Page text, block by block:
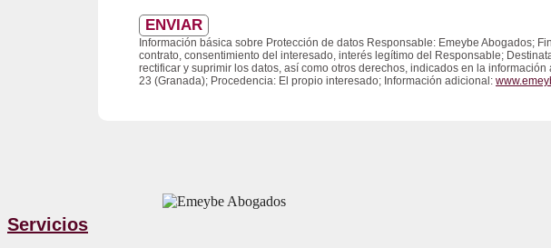
ENVIAR
Información básica sobre Protección de datos Responsable: Emeybe Abogados;
contrato, consentimiento del interesado, interés legítimo del Responsable;
rectificar y suprimir los datos, así como otros derechos, indicados en la
23 (Granada); Procedencia: El propio interesado; Información adicional:
Servicios